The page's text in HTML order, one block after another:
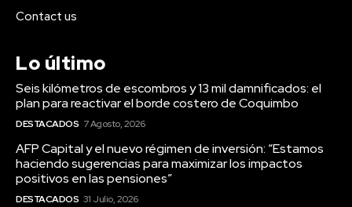
Contact us
Lo último
Seis kilómetros de escombros y 13 mil damnificados: el
plan para reactivar el borde costero de Coquimbo
DESTACADOS 7 Agosto, 2026
AFP Capital y el nuevo régimen de inversión: “Estamos
haciendo sugerencias para maximizar los impactos
positivos en las pensiones”
DESTACADOS 31 Julio, 2026